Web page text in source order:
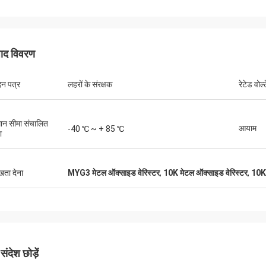
में प्रभावशाली अनुसंधान क्षमताएं हैं और यह
क्षमताओं और उच्च उत्पाद गुणवत्ता को
रिचर्ड
विवरण
पत्र लहरों के संरक्षक रेटेड
सीमा संचालित
-40 ℃ ~ + 85 ℃ आयाम
देना MYG3 मेटल ऑक्साइड वेरिस्टर, 10K मेटल ऑक्साइड वेरिस्टर, 10K
छोड़ें